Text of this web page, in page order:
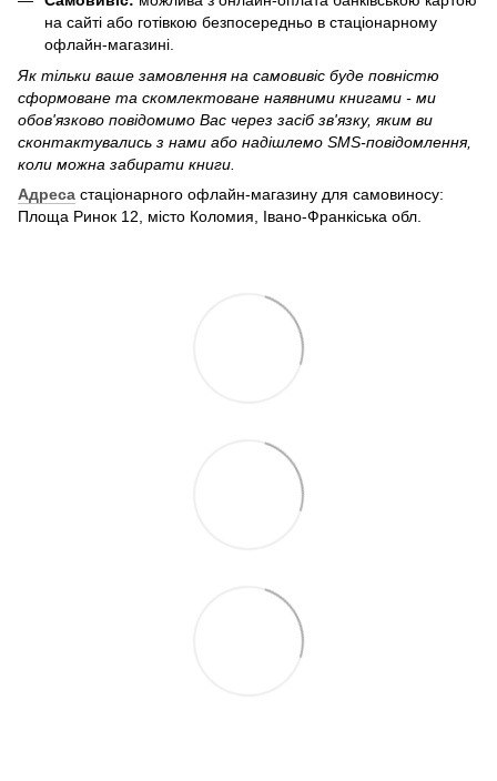
на сайті або готівкою безпосередньо в стаціонарному
офлайн-магазині.
Як тільки ваше замовлення на самовивіс буде повністю
сформоване та скомлектоване наявними книгами - ми
обов'язково повідомимо Вас через засіб зв'язку, яким ви
сконтактувались з нами або надішлемо SMS-повідомлення,
коли можна забирати книги.
Адреса стаціонарного офлайн-магазину для самовиносу:
Площа Ринок 12, місто Коломия, Івано-Франкіська обл.